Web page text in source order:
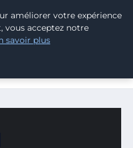
BLOG
INSISTANCE QUE LE
améliorer votre expérience
vous acceptez notre
savoir plus